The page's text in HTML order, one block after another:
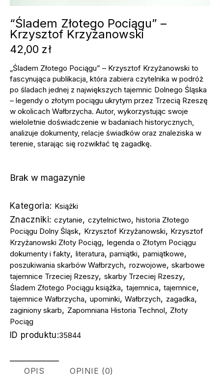
“Śladem Złotego Pociągu” –
Krzysztof Krzyżanowski
42,00 zł
„Śladem Złotego Pociągu” – Krzysztof Krzyżanowski to
fascynująca publikacja, która zabiera czytelnika w podróż
po śladach jednej z największych tajemnic Dolnego Śląska
– legendy o złotym pociągu ukrytym przez Trzecią Rzeszę
w okolicach Wałbrzycha. Autor, wykorzystując swoje
wieloletnie doświadczenie w badaniach historycznych,
analizuje dokumenty, relacje świadków oraz znaleziska w
terenie, starając się rozwikłać tę zagadkę.
Brak w magazynie
Kategoria: Książki
Znaczniki: czytanie, czytelnictwo,historia Złotego
Pociągu Dolny Śląsk, Krzysztof Krzyżanowski, Krzysztof
Krzyżanowski Złoty Pociąg, legenda o Złotym Pociągu
dokumenty i fakty, literatura,pamiątki,pamiątkowe,
poszukiwania skarbów Wałbrzych, rozwojowe,skarbowe
tajemnice Trzeciej Rzeszy, skarby Trzeciej Rzeszy,
Śladem Złotego Pociągu książka, tajemnica,tajemnice,
tajemnice Wałbrzycha, upominki,Wałbrzych, zagadka,
zaginiony skarb, Zapomniana Historia Technol, Złoty
Pociąg
ID produktu:35844
OPIS OPINIE (0)